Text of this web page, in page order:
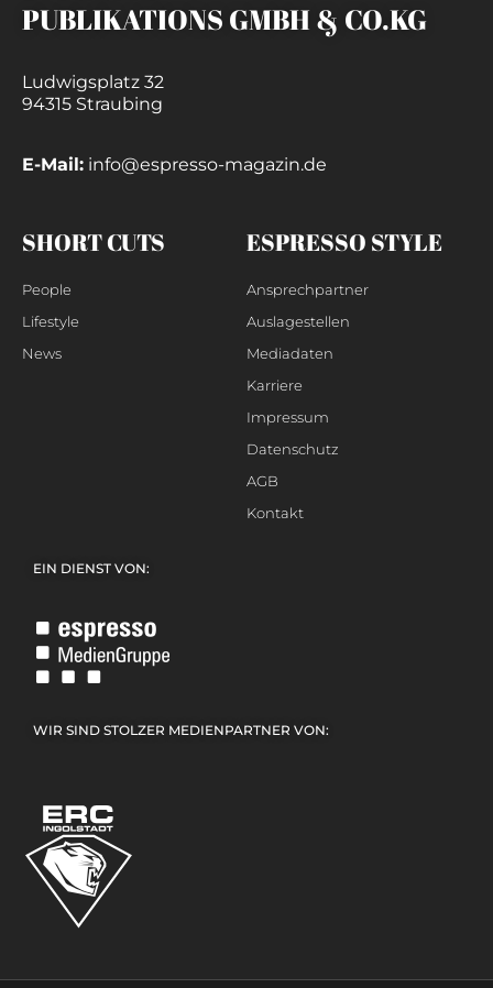
PUBLIKATIONS GMBH & CO.KG
Ludwigsplatz 32
94315 Straubing
E-Mail: info@espresso-magazin.de
SHORT CUTS
People
Lifestyle
News
ESPRESSO STYLE
Ansprechpartner
Auslagestellen
Mediadaten
Karriere
Impressum
Datenschutz
AGB
Kontakt
EIN DIENST VON:
WIR SIND STOLZER MEDIENPARTNER VON: